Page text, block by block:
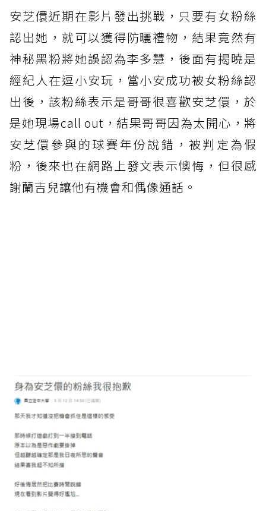
安芝儇近期在影片發出挑戰，只要有女粉絲
認出她，就可以獲得防曬禮物，結果竟然有
神秘黑粉將她誤認為李多慧，後面有揭曉是
經紀人在逗小安玩，當小安成功被女粉絲認
出後，該粉絲表示是哥哥很喜歡安芝儇，於
是她現場call out，結果哥哥因為太開心，將
安芝儇參與的球賽年份說錯，被判定為假
粉，後來也在網路上發文表示懊悔，但很感
謝蘭吉兒讓他有機會和偶像通話。